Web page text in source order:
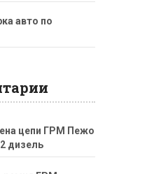
авто по
цепи ГРМ Пежо
дизель